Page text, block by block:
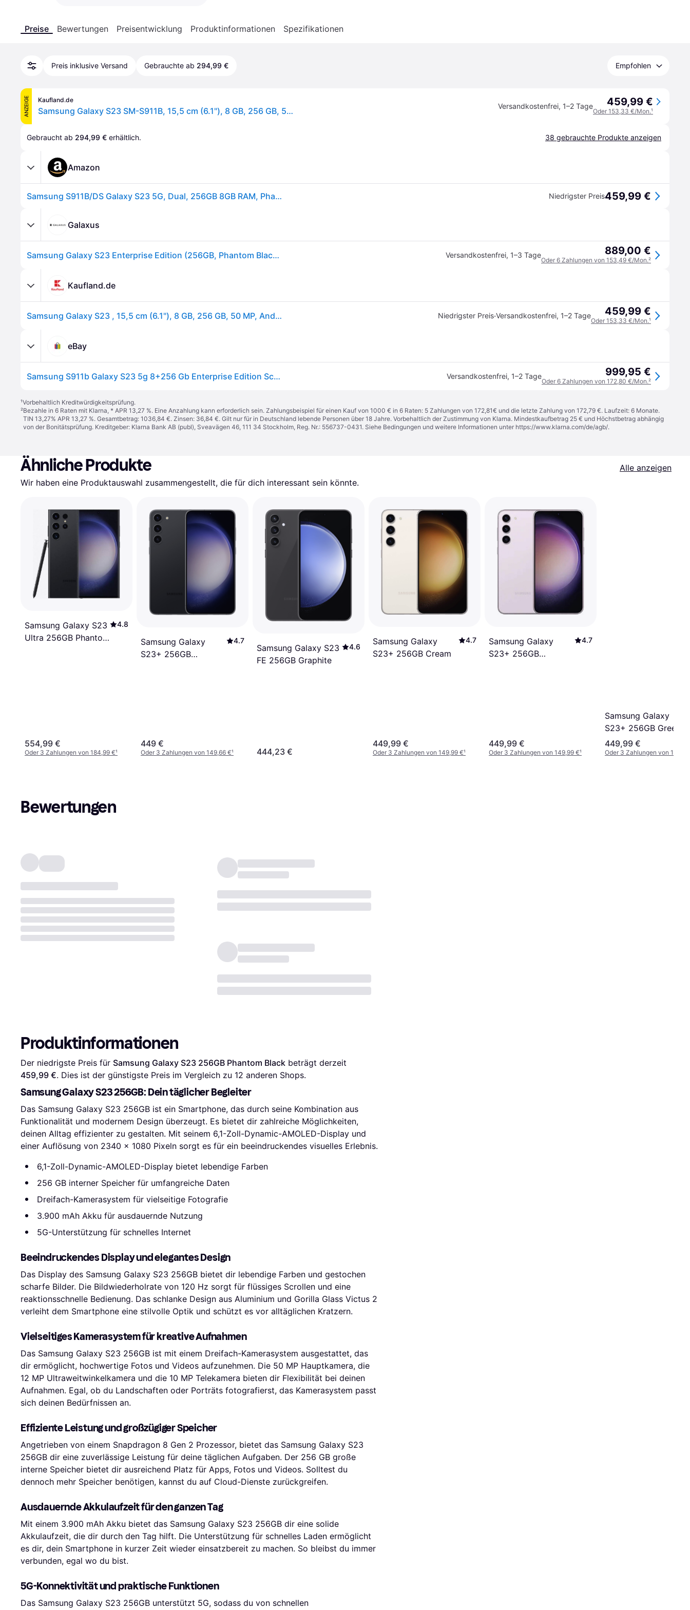
Preise Bewertungen Preisentwicklung Produktinformationen Spezifikationen
Preis inklusive Versand Gebrauchte ab 294,99 € Empfohlen
ANZEIGE Kaufland.de
Samsung Galaxy S23 SM-S911B, 15,5 cm (6.1"), 8 GB, 256 GB, 50 MP, Android 13, Schwarz Versandkostenfrei, 1–2 Tage 459,99 €
Oder 153,33 €/Mon.¹
Gebraucht ab 294,99 € erhältlich. 38 gebrauchte Produkte anzeigen
Amazon
Samsung S911B/DS Galaxy S23 5G, Dual, 256GB 8GB RAM, Phantom Black Niedrigster Preis459,99 €
Galaxus
Samsung Galaxy S23 Enterprise Edition (256GB, Phantom Black, 6.10", SIM + eSIM, 5G), Smartphone, Schwarz Versandkostenfrei, 1–3 Tage 889,00 €
Oder 6 Zahlungen von 153,49 €/Mon.²
Kaufland.de
Samsung Galaxy S23 , 15,5 cm (6.1"), 8 GB, 256 GB, 50 MP, Android 13, Schwarz Niedrigster Preis·Versandkostenfrei, 1–2 Tage 459,99 €
Oder 153,33 €/Mon.¹
eBay
Samsung S911b Galaxy S23 5g 8+256 Gb Enterprise Edition Schwarz 6,1 Amoled Neu Versandkostenfrei, 1–2 Tage 999,95 €
Oder 6 Zahlungen von 172,80 €/Mon.²
¹Vorbehaltlich Kreditwürdigkeitsprüfung.
²Bezahle in 6 Raten mit Klarna, * APR 13,27 %. Eine Anzahlung kann erforderlich sein. Zahlungsbeispiel für einen Kauf von 1000 € in 6 Raten: 5 Zahlungen von 172,81€ und die letzte Zahlung von 172,79 €. Laufzeit: 6 Monate.
TIN 13,27% APR 13,27 %. Gesamtbetrag: 1036,84 €. Zinsen: 36,84 €. Gilt nur für in Deutschland lebende Personen über 18 Jahre. Vorbehaltlich der Zustimmung von Klarna. Mindestkaufbetrag 25 € und Höchstbetrag abhängig
von der Bonitätsprüfung. Kreditgeber: Klarna Bank AB (publ), Sveavägen 46, 111 34 Stockholm, Reg. Nr.: 556737-0431. Siehe Bedingungen und weitere Informationen unter https://www.klarna.com/de/agb/.
Ähnliche Produkte
Alle anzeigen
Wir haben eine Produktauswahl zusammengestellt, die für dich interessant sein könnte.
Samsung Galaxy S23
Ultra 256GB Phantom
4.8
554,99 €
Oder 3 Zahlungen von 184,99 €¹
Samsung Galaxy
S23+ 256GB
4.7
449 €
Oder 3 Zahlungen von 149,66 €¹
Samsung Galaxy S23
FE 256GB Graphite
4.6
444,23 €
Samsung Galaxy
S23+ 256GB Cream
4.7
449,99 €
Oder 3 Zahlungen von 149,99 €¹
Samsung Galaxy
S23+ 256GB
4.7
449,99 €
Oder 3 Zahlungen von 149,99 €¹
Samsung Galaxy
S23+ 256GB Green
449,99 €
Oder 3 Zahlungen von
Bewertungen
Produktinformationen
Der niedrigste Preis für Samsung Galaxy S23 256GB Phantom Black
459,99 €. Dies ist der günstigste Preis im Vergleich zu 12 anderen Shops.
Samsung Galaxy S23 256GB: Dein täglicher Begleiter
Das Samsung Galaxy S23 256GB ist ein Smartphone, das durch seine Kombination aus
Funktionalität und modernem Design überzeugt. Es bietet dir zahlreiche Möglichkeiten,
deinen Alltag effizienter zu gestalten. Mit seinem 6,1-Zoll-Dynamic-AMOLED-Display und
einer Auflösung von 2340 x 1080 Pixeln sorgt es für ein beeindruckendes visuelles Erlebnis.
6,1-Zoll-Dynamic-AMOLED-Display bietet lebendige Farben
256 GB interner Speicher für umfangreiche Daten
Dreifach-Kamerasystem für vielseitige Fotografie
3.900 mAh Akku für ausdauernde Nutzung
5G-Unterstützung für schnelles Internet
Beeindruckendes Display und elegantes Design
Das Display des Samsung Galaxy S23 256GB bietet dir lebendige Farben und gestochen
scharfe Bilder. Die Bildwiederholrate von 120 Hz sorgt für flüssiges Scrollen und eine
reaktionsschnelle Bedienung. Das schlanke Design aus Aluminium und Gorilla Glass Victus 2
verleiht dem Smartphone eine stilvolle Optik und schützt es vor alltäglichen Kratzern.
Vielseitiges Kamerasystem für kreative Aufnahmen
Das Samsung Galaxy S23 256GB ist mit einem Dreifach-Kamerasystem ausgestattet, das
dir ermöglicht, hochwertige Fotos und Videos aufzunehmen. Die 50 MP Hauptkamera, die
12 MP Ultraweitwinkelkamera und die 10 MP Telekamera bieten dir Flexibilität bei deinen
Aufnahmen. Egal, ob du Landschaften oder Porträts fotografierst, das Kamerasystem passt
sich deinen Bedürfnissen an.
Effiziente Leistung und großzügiger Speicher
Angetrieben von einem Snapdragon 8 Gen 2 Prozessor, bietet das Samsung Galaxy S23
256GB dir eine zuverlässige Leistung für deine täglichen Aufgaben. Der 256 GB große
interne Speicher bietet dir ausreichend Platz für Apps, Fotos und Videos. Solltest du
dennoch mehr Speicher benötigen, kannst du auf Cloud-Dienste zurückgreifen.
Ausdauernde Akkulaufzeit für den ganzen Tag
Mit einem 3.900 mAh Akku bietet das Samsung Galaxy S23 256GB dir eine solide
Akkulaufzeit, die dir durch den Tag hilft. Die Unterstützung für schnelles Laden ermöglicht
es dir, dein Smartphone in kurzer Zeit wieder einsatzbereit zu machen. So bleibst du immer
verbunden, egal wo du bist.
5G-Konnektivität und praktische Funktionen
Das Samsung Galaxy S23 256GB unterstützt 5G, sodass du von schnellen